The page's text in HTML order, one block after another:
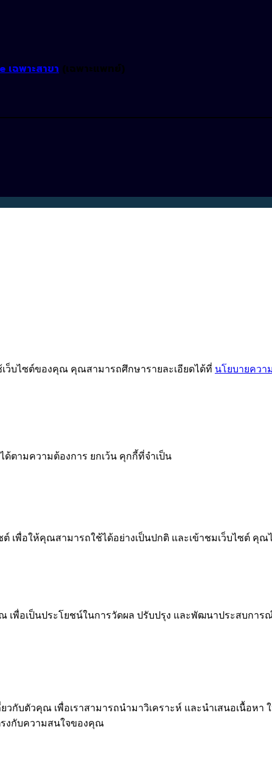
ฉพาะสาขา (เฉพาะแพทย์)
ว็บไซต์ของคุณ คุณสามารถศึกษารายละเอียดได้ที่ นโยบายควา
ตามความต้องการ ยกเว้น คุกกี้ที่จำเป็น
เพื่อให้คุณสามารถใช้ได้อย่างเป็นปกติ และเข้าชมเว็บไซต์ คุ
เพื่อเป็นประโยชน์ในการวัดผล ปรับปรุง และพัฒนาประสบกา
วกับตัวคุณ เพื่อเราสามารถนำมาวิเคราะห์ และนำเสนอเนื้อ
งกับความสนใจของคุณ